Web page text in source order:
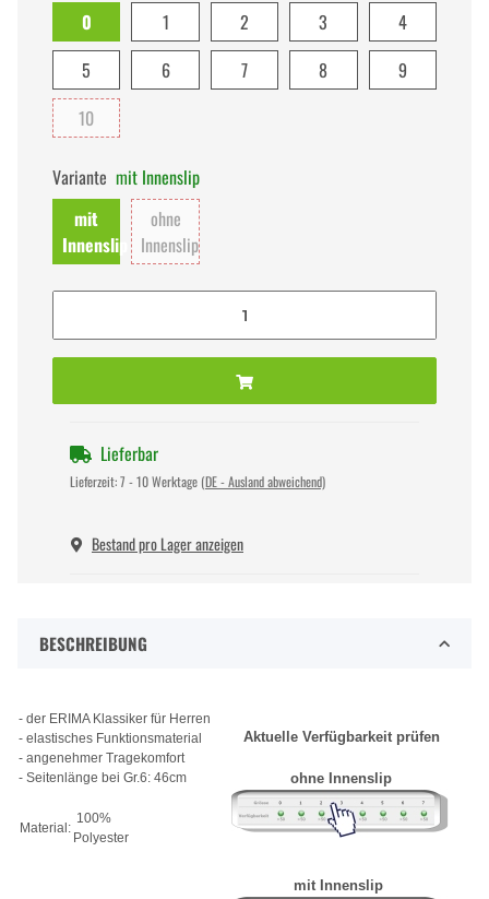
0
1 2 3
4
5
6 7 8
9
10
Variante mit Innenslip
mit
Innenslip
ohne
Innenslip
Lieferbar
Lieferzeit:7 - 10 Werktage (DE - Ausland abweichend)
Bestand pro Lager anzeigen
BESCHREIBUNG
- der ERIMA Klassiker für Herren
- elastisches Funktionsmaterial
- angenehmer Tragekomfort
- Seitenlänge bei Gr.6: 46cm
Material:
100%
Polyester
Aktuelle Verfügbarkeit prüfen
ohne Innenslip
mit Innenslip